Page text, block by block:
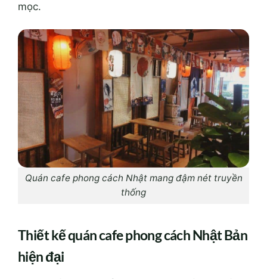
mọc.
Quán cafe phong cách Nhật mang đậm nét truyền
thống
Thiết kế quán cafe phong cách Nhật Bản
hiện đại